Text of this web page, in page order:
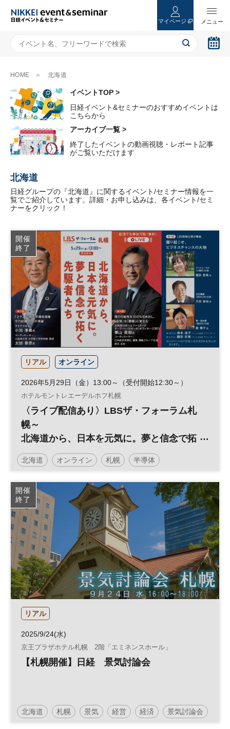
マイページ
HOME 北海道
イベントTOP >
日経イベント&セミナーのおすすめイベントは
こちらから
アーカイブ一覧 >
終了したイベントの動画視聴・レポート記事
がご覧いただけます
北海道
日経グループの『北海道』に関するイベント/セミナー情報を一
覧でご紹介しています。詳細・お申し込みは、各イベント/セミ
ナーをクリック！
開催
終了
リアル オンライン
2026年5月29日（金）13:00～（受付開始12:30～）
ホテルモントレエーデルホフ札幌
〈ライブ配信あり〉LBSザ・フォーラム札
幌～
北海道から、日本を元気に。夢と信念で拓
く先駆者たち
北海道 オンライン 札幌 半導体
LBSザ・フォーラム 地方創生 経営 経営戦略
地域活性化 組織 参加無料 企業経営
開催
終了
リアル
2025/9/24(水)
京王プラザホテル札幌 2階「エミネンスホール」
【札幌開催】日経 景気討論会
北海道 札幌 景気 経営 経済 景気討論会